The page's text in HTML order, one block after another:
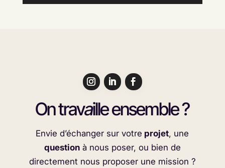
On travaille ensemble ?
Envie d’échanger sur votre projet, une
questionà nous poser, ou bien de
directement nous proposer une mission ?